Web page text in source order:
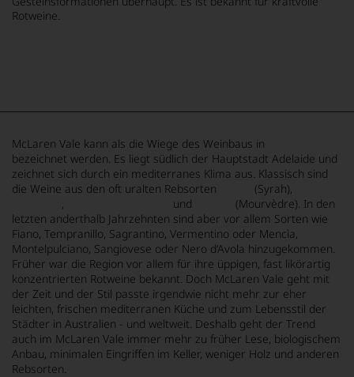
Rotweine.
McLaren Vale kann als die Wiege des Weinbaus in
bezeichnet werden. Es liegt südlich der Hauptstadt Adelaide und
zeichnet sich durch ein mediterranes Klima aus. Klassisch sind
die Weine aus den oft uralten Rebsorten
(Syrah),
, und
(Mourvèdre). In den
letzten anderthalb Jahrzehnten sind aber vor allem Sorten wie
Fiano, Tempranillo, Sagrantino, Vermentino oder Mencìa,
Montelpulciano, Sangiovese oder Nero d‘Avola hinzugekommen.
Früher war die Region vor allem für ihre üppigen, fast likörartig
konzentrierten Rotweine bekannt. Doch McLaren Vale geht mit
der Zeit und der Stil passte irgendwie nicht mehr zur eher
leichten, frischen mediterranen Küche und zum Lebensstil der
Städter in Australien - und weltweit. Deshalb geht der Trend
auch im McLaren Vale immer mehr zu früher Lese, biologischem
Anbau, minimalen Eingriffen im Keller, weniger Holz und anderen
Rebsorten.